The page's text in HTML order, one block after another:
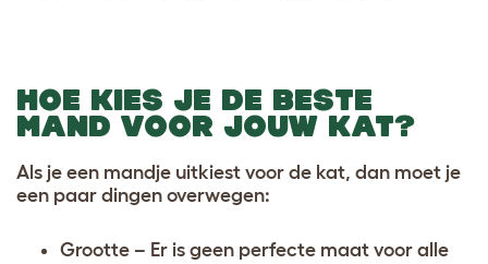
HOE KIES JE DE BESTE
MAND VOOR JOUW KAT?
Als je een mandje uitkiest voor de kat, dan moet je
een paar dingen overwegen:
Grootte – Er is geen perfecte maat voor alle